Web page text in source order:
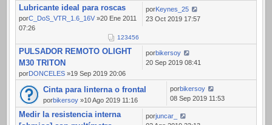
Lubricante ideal para roscas
porC_DoS_VTR_1.6_16V »20 Ene 2011
07:26
123456
porKeynes_25
23 Oct 2019 17:57
PULSADOR REMOTO OLIGHT
M30 TRITON
porDONCELES »19 Sep 2019 20:06
porbikersoy
20 Sep 2019 08:41
Cinta para linterna o frontal
porbikersoy »10 Ago 2019 11:16
porbikersoy
08 Sep 2019 11:53
Medir la resistencia interna
porjuncar_